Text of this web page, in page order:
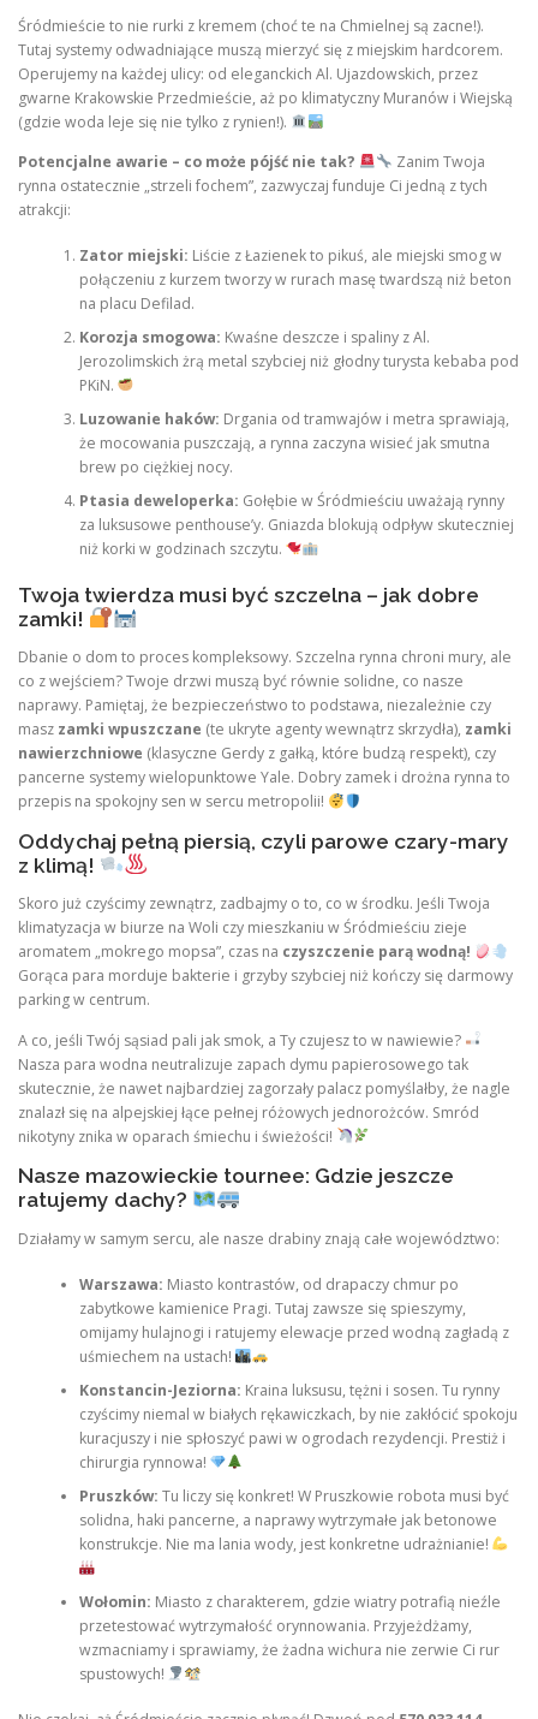
Śródmieście to nie rurki z kremem (choć te na Chmielnej są zacne!).
Tutaj systemy odwadniające muszą mierzyć się z miejskim hardcorem.
Operujemy na każdej ulicy: od eleganckich Al. Ujazdowskich, przez
gwarne Krakowskie Przedmieście, aż po klimatyczny Muranów i Wiejską
(gdzie woda leje się nie tylko z rynien!).
Potencjalne awarie – co może pójść nie tak?
Zanim Twoja
rynna ostatecznie „strzeli fochem”, zazwyczaj funduje Ci jedną z tych
atrakcji:
Zator miejski: Liście z Łazienek to pikuś, ale miejski smog w
połączeniu z kurzem tworzy w rurach masę twardszą niż beton
na placu Defilad.
Korozja smogowa: Kwaśne deszcze i spaliny z Al.
Jerozolimskich żrą metal szybciej niż głodny turysta kebaba pod
PKiN.
Luzowanie haków: Drgania od tramwajów i metra sprawiają,
że mocowania puszczają, a rynna zaczyna wisieć jak smutna
brew po ciężkiej nocy.
Ptasia deweloperka: Gołębie w Śródmieściu uważają rynny
za luksusowe penthouse’y. Gniazda blokują odpływ skuteczniej
niż korki w godzinach szczytu.
Twoja twierdza musi być szczelna – jak dobre
zamki!
Dbanie o dom to proces kompleksowy. Szczelna rynna chroni mury, ale
co z wejściem? Twoje drzwi muszą być równie solidne, co nasze
naprawy. Pamiętaj, że bezpieczeństwo to podstawa, niezależnie czy
masz zamki wpuszczane (te ukryte agenty wewnątrz skrzydła), zamki
nawierzchniowe (klasyczne Gerdy z gałką, które budzą respekt), czy
pancerne systemy wielopunktowe Yale. Dobry zamek i drożna rynna to
przepis na spokojny sen w sercu metropolii!
Oddychaj pełną piersią, czyli parowe czary-mary
z klimą!
Skoro już czyścimy zewnątrz, zadbajmy o to, co w środku. Jeśli Twoja
klimatyzacja w biurze na Woli czy mieszkaniu w Śródmieściu zieje
aromatem „mokrego mopsa”, czas na czyszczenie parą wodną!
Gorąca para morduje bakterie i grzyby szybciej niż kończy się darmowy
parking w centrum.
A co, jeśli Twój sąsiad pali jak smok, a Ty czujesz to w nawiewie?
Nasza para wodna neutralizuje zapach dymu papierosowego tak
skutecznie, że nawet najbardziej zagorzały palacz pomyślałby, że nagle
znalazł się na alpejskiej łące pełnej różowych jednorożców. Smród
nikotyny znika w oparach śmiechu i świeżości!
Nasze mazowieckie tournee: Gdzie jeszcze
ratujemy dachy?
Działamy w samym sercu, ale nasze drabiny znają całe województwo:
Warszawa: Miasto kontrastów, od drapaczy chmur po
zabytkowe kamienice Pragi. Tutaj zawsze się spieszymy,
omijamy hulajnogi i ratujemy elewacje przed wodną zagładą z
uśmiechem na ustach!
Konstancin-Jeziorna: Kraina luksusu, tężni i sosen. Tu rynny
czyścimy niemal w białych rękawiczkach, by nie zakłócić spokoju
kuracjuszy i nie spłoszyć pawi w ogrodach rezydencji. Prestiż i
chirurgia rynnowa!
Pruszków: Tu liczy się konkret! W Pruszkowie robota musi być
solidna, haki pancerne, a naprawy wytrzymałe jak betonowe
konstrukcje. Nie ma lania wody, jest konkretne udrażnianie!
Wołomin: Miasto z charakterem, gdzie wiatry potrafią nieźle
przetestować wytrzymałość orynnowania. Przyjeżdżamy,
wzmacniamy i sprawiamy, że żadna wichura nie zerwie Ci rur
spustowych!